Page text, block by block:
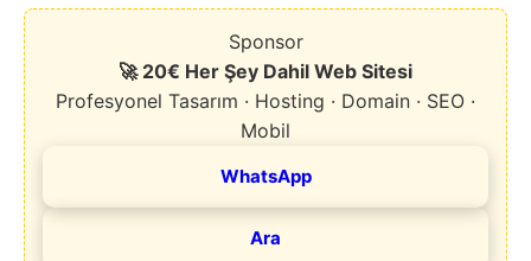
Sponsor
🚀 20€ Her Şey Dahil Web Sitesi
Profesyonel Tasarım · Hosting · Domain · SEO ·
Mobil
WhatsApp
Ara